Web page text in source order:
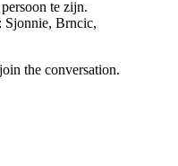
te zijn.
Sjonnie, Brncic,
the conversation.